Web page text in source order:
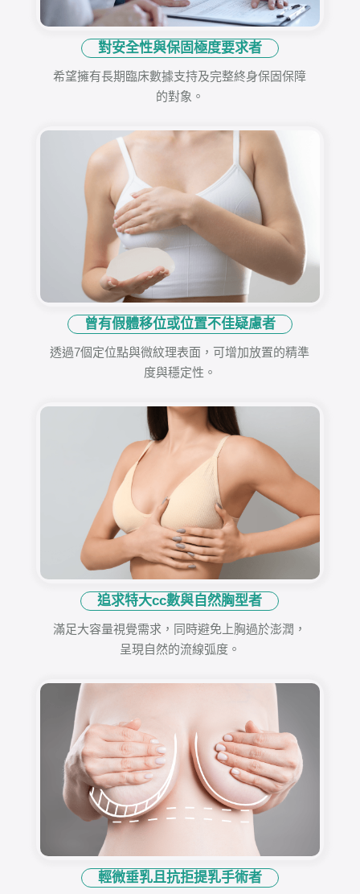
對安全性與保固極度要求者
希望擁有長期臨床數據支持及完整終身保固保障
的對象。
曾有假體移位或位置不佳疑慮者
透過7個定位點與微紋理表面，可增加放置的精準
度與穩定性。
追求特大cc數與自然胸型者
滿足大容量視覺需求，同時避免上胸過於澎潤，
呈現自然的流線弧度。
輕微垂乳且抗拒提乳手術者